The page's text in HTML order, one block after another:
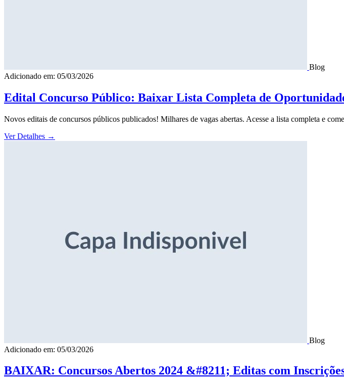
Blog
Adicionado em: 05/03/2026
Edital Concurso Público: Baixar Lista Completa de
Novos editais de concursos públicos publicados! Milhares de vagas abertas. Acesse a lista completa e
Ver Detalhes →
Blog
Adicionado em: 05/03/2026
BAIXAR: Concursos Abertos 2024 &#8211; Editas com